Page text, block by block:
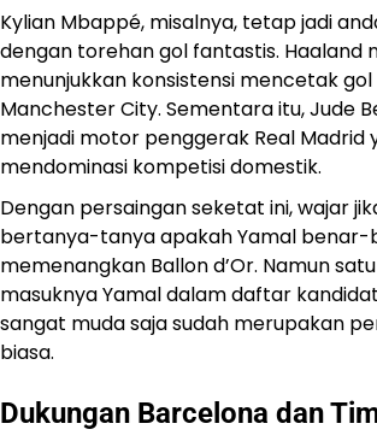
Kylian Mbappé, misalnya, tetap jadi
dengan torehan gol fantastis. Haaland
menunjukkan konsistensi mencetak
Manchester City. Sementara itu, Jude
menjadi motor penggerak Real Madrid
mendominasi kompetisi domestik.
Dengan persaingan seketat ini, wajar
bertanya-tanya apakah Yamal benar-
memenangkan Ballon d’Or. Namun
masuknya Yamal dalam daftar
sangat muda saja sudah merupakan
biasa.
Dukungan Barcelona dan